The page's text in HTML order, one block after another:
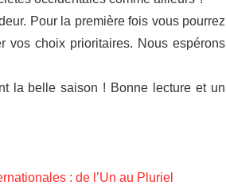
Pour la première fois vous pourrez
vos choix prioritaires. Nous espérons
la belle saison ! Bonne lecture et un
: de l’Un au Pluriel